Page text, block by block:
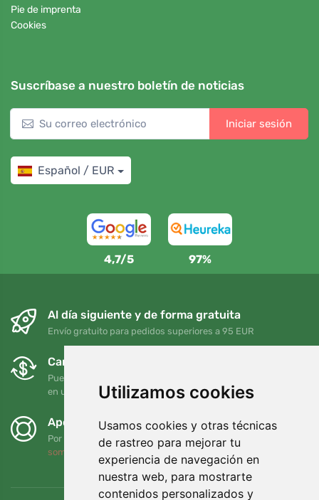
Utilizamos cookies
Usamos cookies y otras técnicas
de rastreo para mejorar tu
experiencia de navegación en
nuestra web, para mostrarte
contenidos personalizados y
Pie de imprenta
Cookies
Suscríbase a nuestro boletín de noticias
Iniciar sesión
Español / EUR
4,7/5 97%
Al día siguiente y de forma gratuita
Envío gratuito para pedidos superiores a 95 EUR
Cambios y devoluciones gratuitos
Puede devolver o cambiar su pedido en cualquier momento
en un plazo de 90 días
Apoyamos a Trees.org
Por cada pedido plantamos un árbol. Leer más
somos